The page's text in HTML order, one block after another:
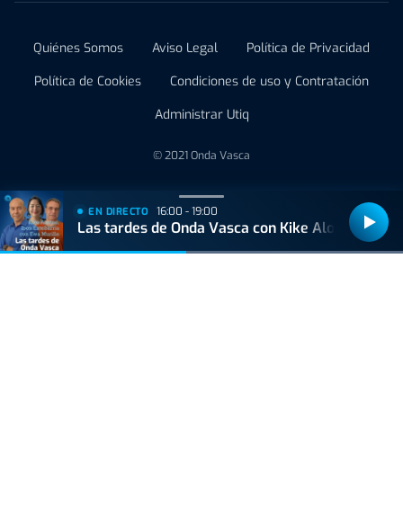
Quiénes Somos Aviso Legal
Política de Privacidad
Política de Cookies
Condiciones de uso y Contratación
Administrar Utiq
© 2021 Onda Vasca
EN DIRECTO 16:00 - 19:00
Las tardes de Onda Vasca con Kike Alonso